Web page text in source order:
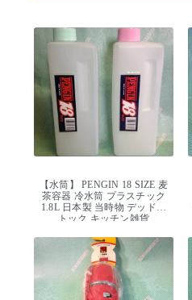
【水筒】 PENGIN 18 SIZE 麦
茶容器 冷水筒 プラスチック
1.8L 日本製 当時物 デッドス
トック キッチン雑貨